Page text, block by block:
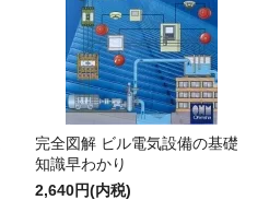
完全図解 ビル電気設備の基礎
知識早わかり
2,640円(内税)